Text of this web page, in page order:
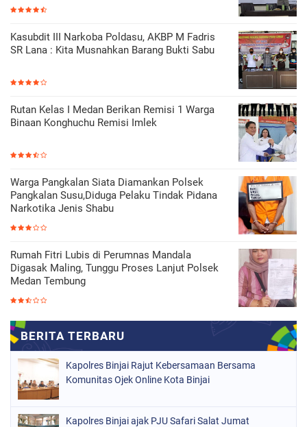
Kasubdit III Narkoba Poldasu, AKBP M Fadris
SR Lana : Kita Musnahkan Barang Bukti Sabu
Rutan Kelas I Medan Berikan Remisi 1 Warga
Binaan Konghuchu Remisi Imlek
Warga Pangkalan Siata Diamankan Polsek
Pangkalan Susu,Diduga Pelaku Tindak Pidana
Narkotika Jenis Shabu
Rumah Fitri Lubis di Perumnas Mandala
Digasak Maling, Tunggu Proses Lanjut Polsek
Medan Tembung
Kapolres Binjai Rajut Kebersamaan Bersama
Komunitas Ojek Online Kota Binjai
Kapolres Binjai ajak PJU Safari Salat Jumat